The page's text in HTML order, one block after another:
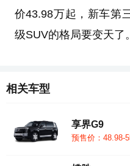
价43.98万起，新车第
级SUV的格局要变天了。
相关车型
享界G9
预售价：48.98-